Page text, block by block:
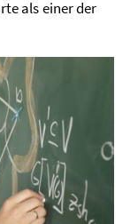
als einer der